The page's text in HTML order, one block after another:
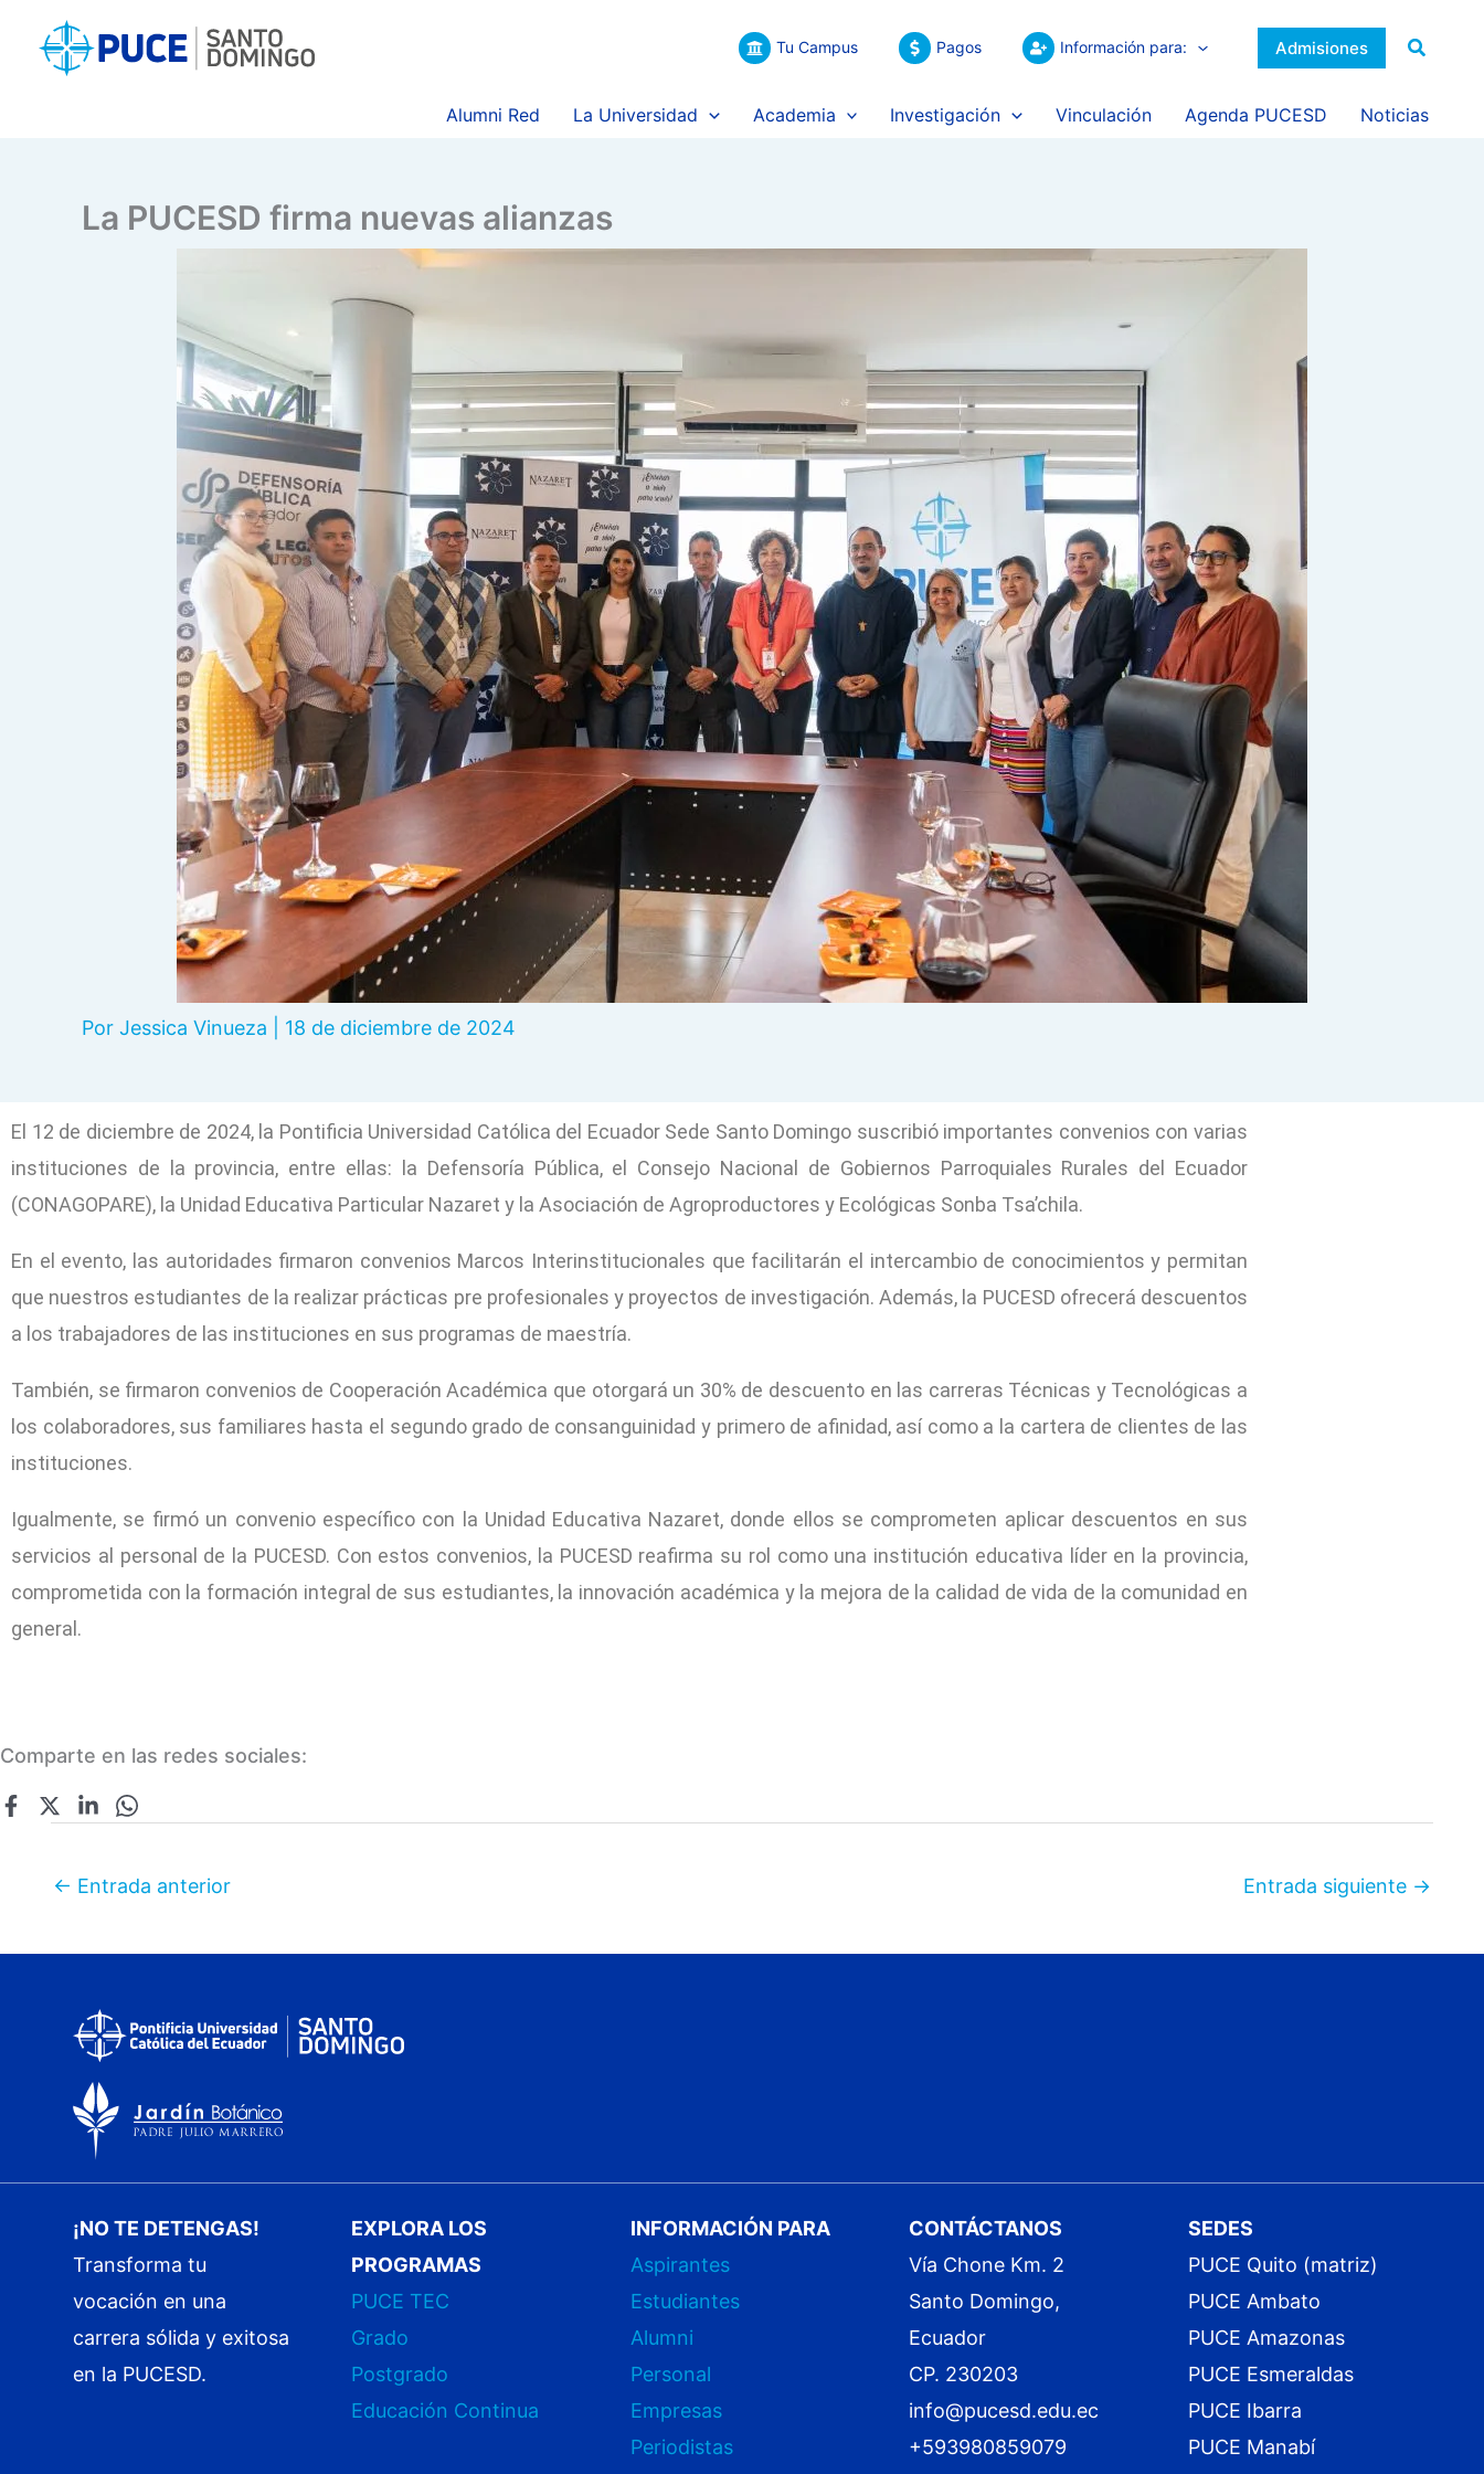
Tu Campus Pagos Información para: Admisiones Buscar
Alumni Red La Universidad Academia Investigación Vinculación Agenda PUCESD Noticias
La PUCESD firma nuevas alianzas
Por Jessica Vinueza 18 de diciembre de 2024
El 12 de diciembre de 2024, la Pontificia Universidad Católica del Ecuador Sede Santo Domingo suscribió importantes convenios con varias
instituciones de la provincia, entre ellas: la Defensoría Pública, el Consejo Nacional de Gobiernos Parroquiales Rurales del Ecuador
(CONAGOPARE), la Unidad Educativa Particular Nazaret y la Asociación de Agroproductores y Ecológicas Sonba Tsa’chila.
En el evento, las autoridades firmaron convenios Marcos Interinstitucionales que facilitarán el intercambio de conocimientos y permitan
que nuestros estudiantes de la realizar prácticas pre profesionales y proyectos de investigación. Además, la PUCESD ofrecerá descuentos
a los trabajadores de las instituciones en sus programas de maestría.
También, se firmaron convenios de Cooperación Académica que otorgará un 30% de descuento en las carreras Técnicas y Tecnológicas a
los colaboradores, sus familiares hasta el segundo grado de consanguinidad y primero de afinidad, así como a la cartera de clientes de las
instituciones.
Igualmente, se firmó un convenio específico con la Unidad Educativa Nazaret, donde ellos se comprometen aplicar descuentos en sus
servicios al personal de la PUCESD. Con estos convenios, la PUCESD reafirma su rol como una institución educativa líder en la provincia,
comprometida con la formación integral de sus estudiantes, la innovación académica y la mejora de la calidad de vida de la comunidad en
general.
Comparte en las redes sociales:
← Entrada anterior Entrada siguiente →
¡NO TE DETENGAS!
Transforma tu
vocación en una
carrera sólida y exitosa
en la PUCESD.
EXPLORA LOS
PROGRAMAS
PUCE TEC
Grado
Postgrado
Educación Continua
INFORMACIÓN PARA
Aspirantes
Estudiantes
Alumni
Personal
Empresas
Periodistas
CONTÁCTANOS
Vía Chone Km. 2
Santo Domingo,
Ecuador
CP. 230203
info@pucesd.edu.ec
+593980859079
SEDES
PUCE Quito (matriz)
PUCE Ambato
PUCE Amazonas
PUCE Esmeraldas
PUCE Ibarra
PUCE Manabí